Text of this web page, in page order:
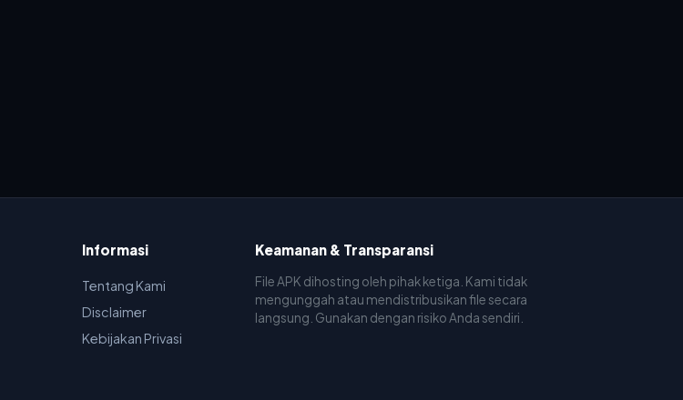
Informasi
Tentang Kami
Disclaimer
Kebijakan Privasi
Keamanan & Transparansi
File APK dihosting oleh pihak ketiga. Kami tidak
mengunggah atau mendistribusikan file secara
langsung. Gunakan dengan risiko Anda sendiri.